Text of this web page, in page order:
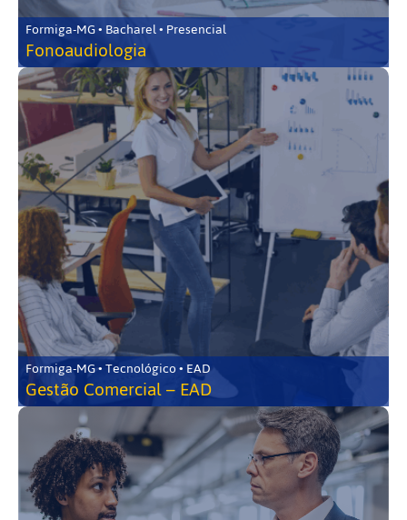
Formiga-MG • Bacharel • Presencial
Fonoaudiologia
Formiga-MG • Tecnológico • EAD
Gestão Comercial – EAD